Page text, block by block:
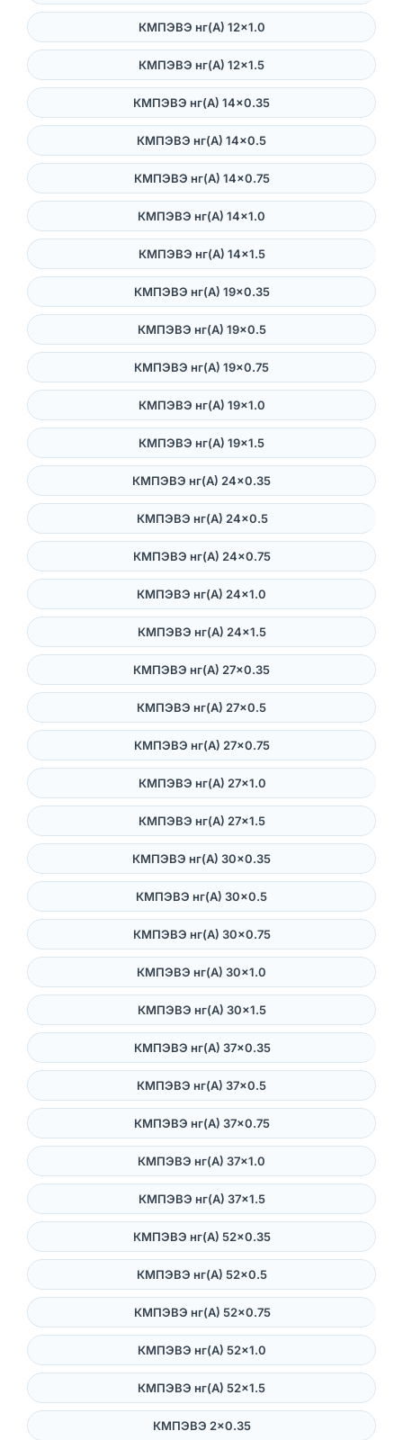
КМПЭВЭ нг(А) 12×1.0
КМПЭВЭ нг(А) 12×1.5
КМПЭВЭ нг(А) 14×0.35
КМПЭВЭ нг(А) 14×0.5
КМПЭВЭ нг(А) 14×0.75
КМПЭВЭ нг(А) 14×1.0
КМПЭВЭ нг(А) 14×1.5
КМПЭВЭ нг(А) 19×0.35
КМПЭВЭ нг(А) 19×0.5
КМПЭВЭ нг(А) 19×0.75
КМПЭВЭ нг(А) 19×1.0
КМПЭВЭ нг(А) 19×1.5
КМПЭВЭ нг(А) 24×0.35
КМПЭВЭ нг(А) 24×0.5
КМПЭВЭ нг(А) 24×0.75
КМПЭВЭ нг(А) 24×1.0
КМПЭВЭ нг(А) 24×1.5
КМПЭВЭ нг(А) 27×0.35
КМПЭВЭ нг(А) 27×0.5
КМПЭВЭ нг(А) 27×0.75
КМПЭВЭ нг(А) 27×1.0
КМПЭВЭ нг(А) 27×1.5
КМПЭВЭ нг(А) 30×0.35
КМПЭВЭ нг(А) 30×0.5
КМПЭВЭ нг(А) 30×0.75
КМПЭВЭ нг(А) 30×1.0
КМПЭВЭ нг(А) 30×1.5
КМПЭВЭ нг(А) 37×0.35
КМПЭВЭ нг(А) 37×0.5
КМПЭВЭ нг(А) 37×0.75
КМПЭВЭ нг(А) 37×1.0
КМПЭВЭ нг(А) 37×1.5
КМПЭВЭ нг(А) 52×0.35
КМПЭВЭ нг(А) 52×0.5
КМПЭВЭ нг(А) 52×0.75
КМПЭВЭ нг(А) 52×1.0
КМПЭВЭ нг(А) 52×1.5
КМПЭВЭ 2×0.35